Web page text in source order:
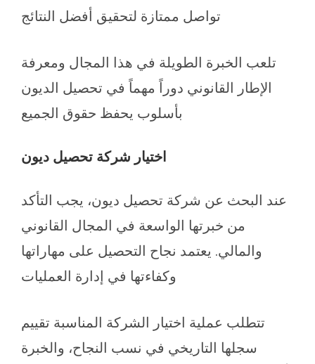
تواصل ممتازة لتحقيق أفضل النتائج
تلعب الخبرة الطويلة في هذا المجال ومعرفة
الإطار القانوني دوراً مهماً في تحصيل الديون
بأسلوب يحفظ حقوق الجميع
اختيار شركة تحصيل ديون
عند البحث عن شركة تحصيل ديون، يجب التأكد
من خبرتها الواسعة في المجال القانوني
والمالي. يعتمد نجاح التحصيل على مهاراتها
وكفاءتها في إدارة العمليات
تتطلب عملية اختيار الشركة المناسبة تقييم
سجلها التاريخي في نسب النجاح، والخبرة